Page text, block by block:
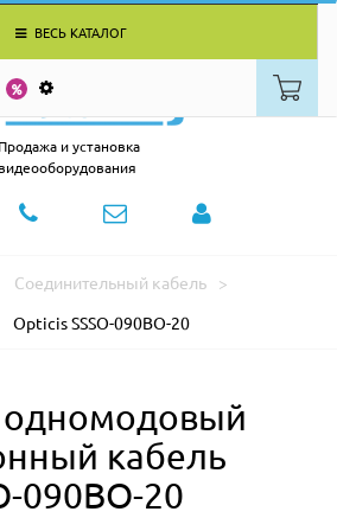
ВЕСЬ КАТАЛОГ
Продажа и установка
видеооборудования
Соединительный кабель
Opticis SSSO-090BO-20
кабель
090BO-20